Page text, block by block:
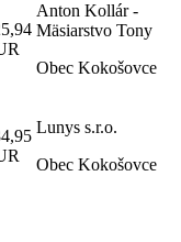
Anton Kollár -
Mäsiarstvo Tony
Obec Kokošovce
Lunys s.r.o.
Obec Kokošovce